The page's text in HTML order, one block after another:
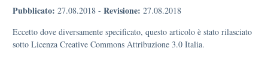
Pubblicato: 27.08.2018 - Revisione: 27.08.2018
Eccetto dove diversamente specificato, questo articolo è stato rilasciato
sotto Licenza Creative Commons Attribuzione 3.0 Italia.